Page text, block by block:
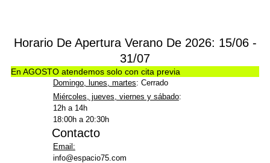
Horario De Apertura Verano De 2026: 15/06 -
31/07
En AGOSTO atendemos solo con cita previa
Domingo, lunes, martes: Cerrado
Miércoles, jueves, viernes y sábado:
12h a 14h
18:00h a 20:30h
Contacto
Email:
info@espacio75.com